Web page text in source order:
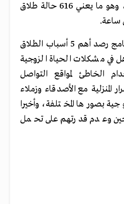
إلى 213000 حالة طلاق، وهو ما يعني 616 حالة طلاق
وأشار المصري إلى أن البرنامج رصد أهم 5 أسباب الطلاق
في مشكلات الحياة الزوجية
الخاطئ لمواقع التواصل
المنزلية مع الأصدقاء وزملاء
بصورها المختلفة، وأخيرا
وعدم قدرتهم على تحمل